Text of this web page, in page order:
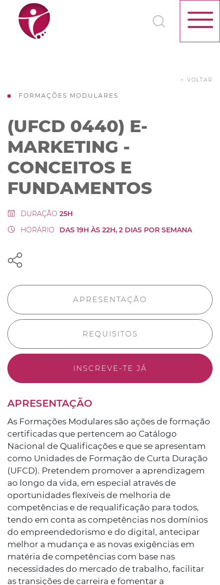
FORMAÇÕES MODULARES
< VOLTAR
(UFCD 0440) E-
MARKETING -
CONCEITOS E
FUNDAMENTOS
DURAÇÃO 25H
HORÁRIO
DAS 19H ÀS 22H, 2 DIAS POR SEMANA
APRESENTAÇÃO
As Formações Modulares são ações de formação
certificadas que pertencem ao Catálogo
Nacional de Qualificações e que se apresentam
como Unidades de Formação de Curta Duração
(UFCD). Pretendem promover a aprendizagem
ao longo da vida, em especial através de
oportunidades flexíveis de melhoria de
competências e de requalificação para todos,
tendo em conta as competências nos domínios
do empreendedorismo e do digital, antecipar
melhor a mudança e as novas exigências em
matéria de competências com base nas
necessidades do mercado de trabalho, facilitar
as transições de carreira e fomentar a
APRESENTAÇÃO
REQUISITOS
INSCREVE-TE JÁ